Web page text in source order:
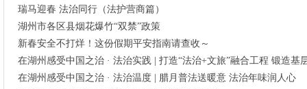
瑞马迎春 法治同行（法护营商篇）
湖州市各区县烟花爆竹“双禁”政策
新春安全不打烊！这份假期平安指南请查收～
在湖州感受中国之治 · 法治实践 | 打造“法治+文旅”融合工程 锻造基
在湖州感受中国之治 · 法治温度 | 腊月普法送暖意 法治年味润人心